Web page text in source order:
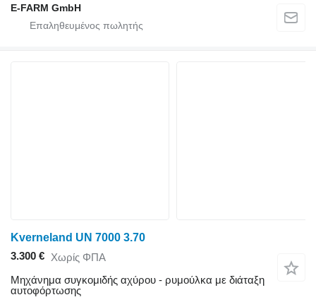
E-FARM GmbH
Kverneland UN 7000 3.70
3.300 € Χωρίς ΦΠΑ
Μηχάνημα συγκομιδής αχύρου - ρυμούλκα με διάταξη
αυτοφόρτωσης